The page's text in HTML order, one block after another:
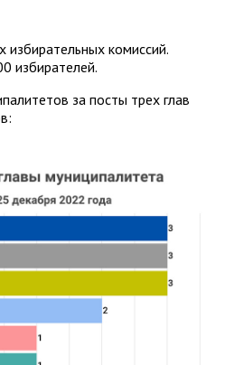
избирательных комиссий.
избирателей.
за посты трех глав